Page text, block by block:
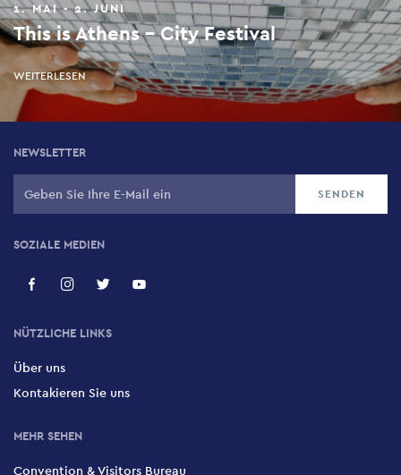
1. MAI - 2. JUNI
This is Athens - City Festival
WEITERLESEN
NEWSLETTER
SOZIALE MEDIEN
NÜTZLICHE LINKS
Über uns
Kontakieren Sie uns
MEHR SEHEN
Convention & Visitors Bureau